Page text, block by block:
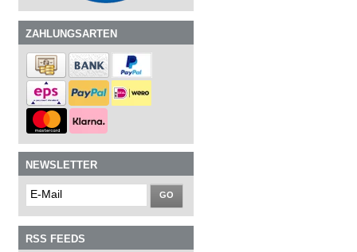
ZAHLUNGSARTEN
NEWSLETTER
GO
RSS FEEDS